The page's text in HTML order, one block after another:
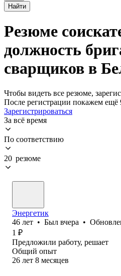
Найти
Резюме
должность
сварщиков в
Чтобы видеть все резюме,
После регистрации покажем ещё
Зарегистрироваться
За всё время
По соответствию
20 резюме
Энергетик
46 лет • Был вчера •
1 ₽
Предложили работу, решает
Общий опыт
26 лет 8 месяцев